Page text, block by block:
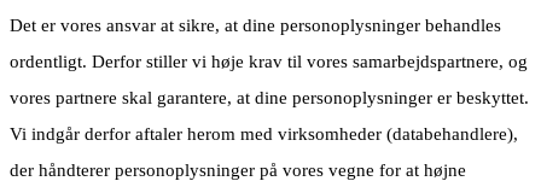
Det er vores ansvar at sikre, at dine personoplysninger behandles
ordentligt. Derfor stiller vi høje krav til vores samarbejdspartnere, og
vores partnere skal garantere, at dine personoplysninger er beskyttet.
Vi indgår derfor aftaler herom med virksomheder (databehandlere),
der håndterer personoplysninger på vores vegne for at højne